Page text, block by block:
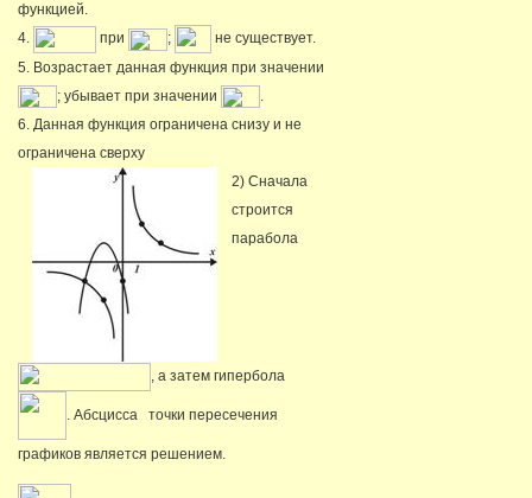
функцией.
4.
при ;
не существует.
5. Возрастает данная функция при значении
; убывает при значении
.
6. Данная функция ограничена снизу и не
ограничена сверху
2) Сначала
строится
парабола
, а затем гипербола
. Абсцисса точки пересечения
графиков является решением.